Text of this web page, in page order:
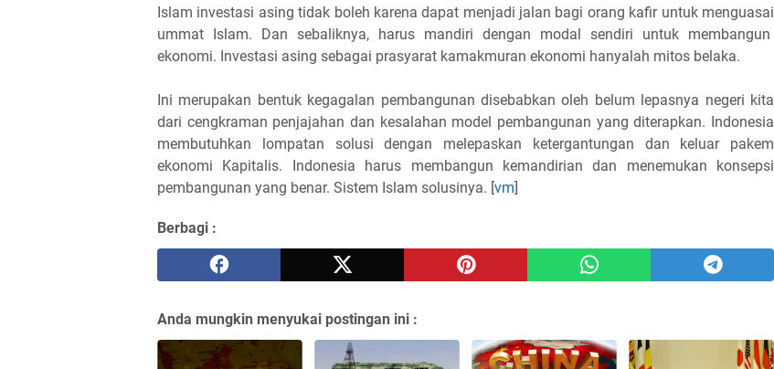
Islam investasi asing tidak boleh karena dapat menjadi jalan bagi orang kafir untuk menguasai
ummat Islam. Dan sebaliknya, harus mandiri dengan modal sendiri untuk membangun
ekonomi. Investasi asing sebagai prasyarat kamakmuran ekonomi hanyalah mitos belaka.
Ini merupakan bentuk kegagalan pembangunan disebabkan oleh belum lepasnya negeri kita
dari cengkraman penjajahan dan kesalahan model pembangunan yang diterapkan. Indonesia
membutuhkan lompatan solusi dengan melepaskan ketergantungan dan keluar pakem
ekonomi Kapitalis. Indonesia harus membangun kemandirian dan menemukan konsepsi
pembangunan yang benar. Sistem Islam solusinya. [vm]
Berbagi :
Anda mungkin menyukai postingan ini :